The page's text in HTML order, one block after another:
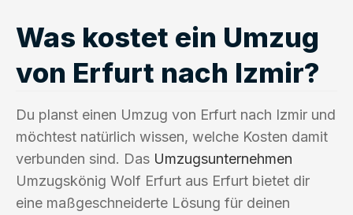
Was kostet ein Umzug
von Erfurt nach Izmir?
Du planst einen Umzug von Erfurt nach Izmir und
möchtest natürlich wissen, welche Kosten damit
verbunden sind. Das Umzugsunternehmen
Umzugskönig Wolf Erfurt aus Erfurt bietet dir
eine maßgeschneiderte Lösung für deinen